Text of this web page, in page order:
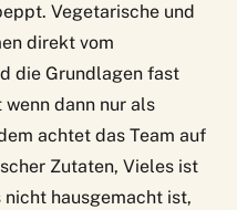
Vegetarische und
direkt vom
die Grundlagen fast
dann nur als
achtet das Team auf
Zutaten, Vieles ist
nicht hausgemacht ist,